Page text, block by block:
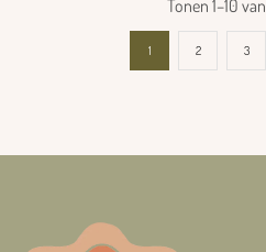
Tonen 1–10
1 2 3